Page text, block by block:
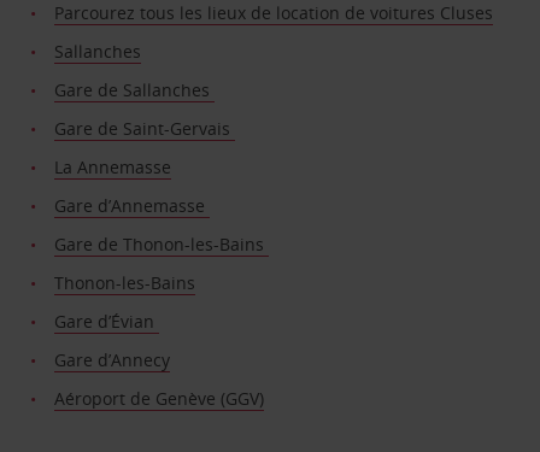
Parcourez tous les lieux de location de voitures Cluses
Sallanches
Gare de Sallanches
Gare de Saint-Gervais
La Annemasse
Gare d’Annemasse
Gare de Thonon-les-Bains
Thonon-les-Bains
Gare d’Évian
Gare d’Annecy
Aéroport de Genève (GGV)